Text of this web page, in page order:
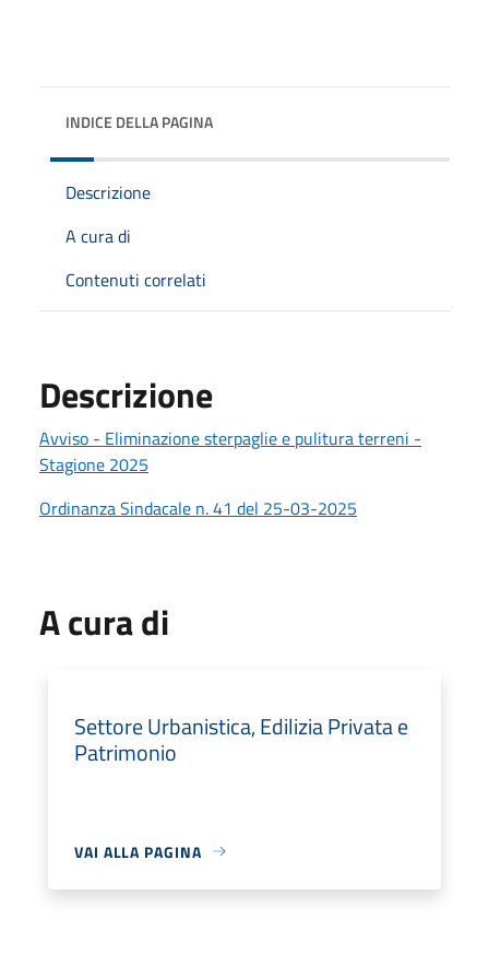
INDICE DELLA PAGINA
Descrizione
A cura di
Contenuti correlati
Descrizione
Avviso - Eliminazione sterpaglie e pulitura terreni -
Stagione 2025
Ordinanza Sindacale n. 41 del 25-03-2025
A cura di
Settore Urbanistica, Edilizia Privata e
Patrimonio
VAI ALLA PAGINA